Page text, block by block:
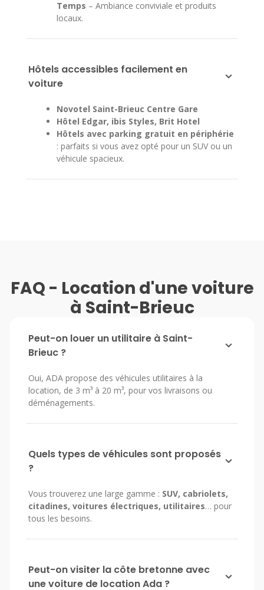
Temps – Ambiance conviviale et produits
locaux.
Hôtels accessibles facilement en
voiture
Novotel Saint-Brieuc Centre Gare
Hôtel Edgar, ibis Styles, Brit Hotel
Hôtels avec parking gratuit en périphérie
: parfaits si vous avez opté pour un SUV ou un
véhicule spacieux.
FAQ - Location d'une voiture
à Saint-Brieuc
Peut-on louer un utilitaire à Saint-
Brieuc ?
Oui, ADA propose des véhicules utilitaires à la
location, de 3 m³ à 20 m³, pour vos livraisons ou
déménagements.
Quels types de véhicules sont proposés
?
Vous trouverez une large gamme : SUV, cabriolets,
citadines, voitures électriques, utilitaires… pour
tous les besoins.
Peut-on visiter la côte bretonne avec
une voiture de location Ada ?